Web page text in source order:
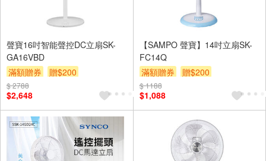
聲寶16吋智能聲控DC立扇SK-
GA16VBD
滿額贈券
贈$200
$ 2788
$2,648
【SAMPO 聲寶】14吋立扇SK-
FC14Q
滿額贈券
贈$200
$ 1188
$1,088